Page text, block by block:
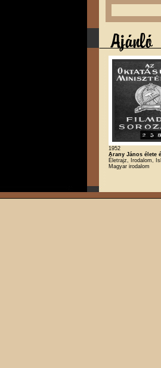
1952
Arany János élete
Életrajz, Irodalom,
Magyar irodalom